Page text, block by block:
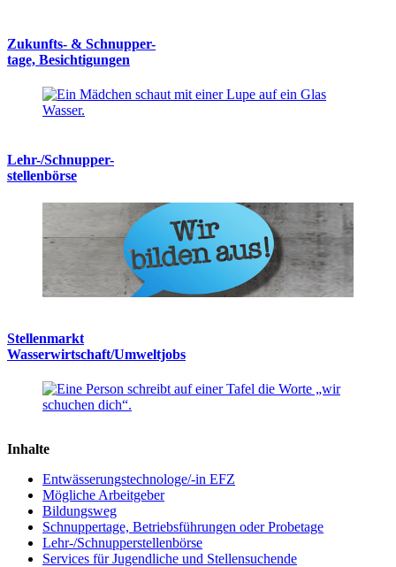
Zukunfts- & Schnupper-
tage, Besichtigungen
Lehr-/Schnupper-
stellenbörse
Stellenmarkt
Wasserwirtschaft/Umweltjobs
Inhalte
Entwässerungstechnologe/-in EFZ
Mögliche Arbeitgeber
Bildungsweg
Schnuppertage, Betriebsführungen oder Probetage
Lehr-/Schnupperstellenbörse
Services für Jugendliche und Stellensuchende